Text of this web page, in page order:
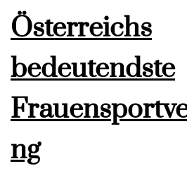
Österreichs
bedeutendste
ng